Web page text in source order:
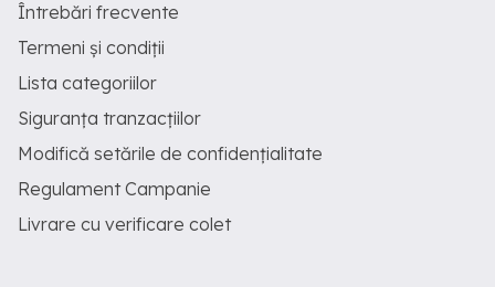
Întrebări frecvente
Termeni și condiții
Lista categoriilor
Siguranța tranzacțiilor
Modifică setările de confidențialitate
Regulament Campanie
Livrare cu verificare colet